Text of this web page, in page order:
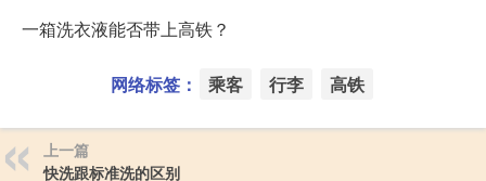
一箱洗衣液能否带上高铁？
网络标签： 乘客 行李 高铁
上一篇
快洗跟标准洗的区别